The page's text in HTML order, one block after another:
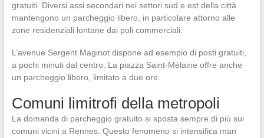
gratuiti. Diversi assi secondari nei settori sud e est della città
mantengono un parcheggio libero, in particolare attorno alle
zone residenziali lontane dai poli commerciali.
L’avenue Sergent Maginot dispone ad esempio di posti gratuiti,
a pochi minuti dal centro. La piazza Saint-Mélaine offre anche
un parcheggio libero, limitato a due ore.
Comuni limitrofi della metropoli
La domanda di parcheggio gratuito si sposta sempre di più sui
comuni vicini a Rennes. Questo fenomeno si intensifica man